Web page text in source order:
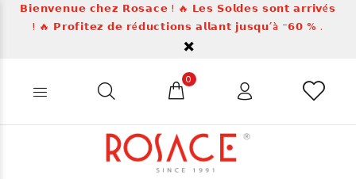
𝗕𝗶𝗲𝗻𝘃𝗲𝗻𝘂𝗲 𝗰𝗵𝗲𝘇 𝗥𝗼𝘀𝗮𝗰𝗲 ! 🔥 𝗟𝗲𝘀 𝗦𝗼𝗹𝗱𝗲𝘀 𝘀𝗼𝗻𝘁 𝗮𝗿𝗿𝗶𝘃é𝘀
! 🔥 𝗣𝗿𝗼𝗳𝗶𝘁𝗲𝘇 𝗱𝗲 𝗿é𝗱𝘂𝗰𝘁𝗶𝗼𝗻𝘀 𝗮𝗹𝗹𝗮𝗻𝘁 𝗷𝘂𝘀𝗾𝘂’à ⁻𝟲𝟬 % .
0